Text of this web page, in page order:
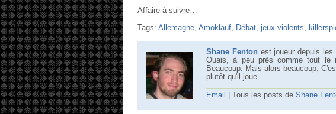
Affaire à suivre…
Tags: Allemagne, Amoklauf, Débat, jeux violents,
Shane Fentonest joueur depuis les
Ouais, à peu près comme tout le
Beaucoup. Mais alors beaucoup.
plutôt qu'il joue.
Email | Tous les posts de Shane